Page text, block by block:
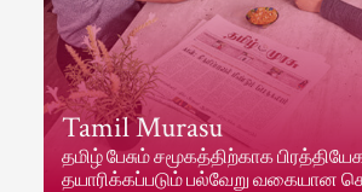
Tamil Murasu
தமிழ் பேசும் சமூகத்திற்காக
தயாரிக்கப்படும் பல்வேறு வகையான